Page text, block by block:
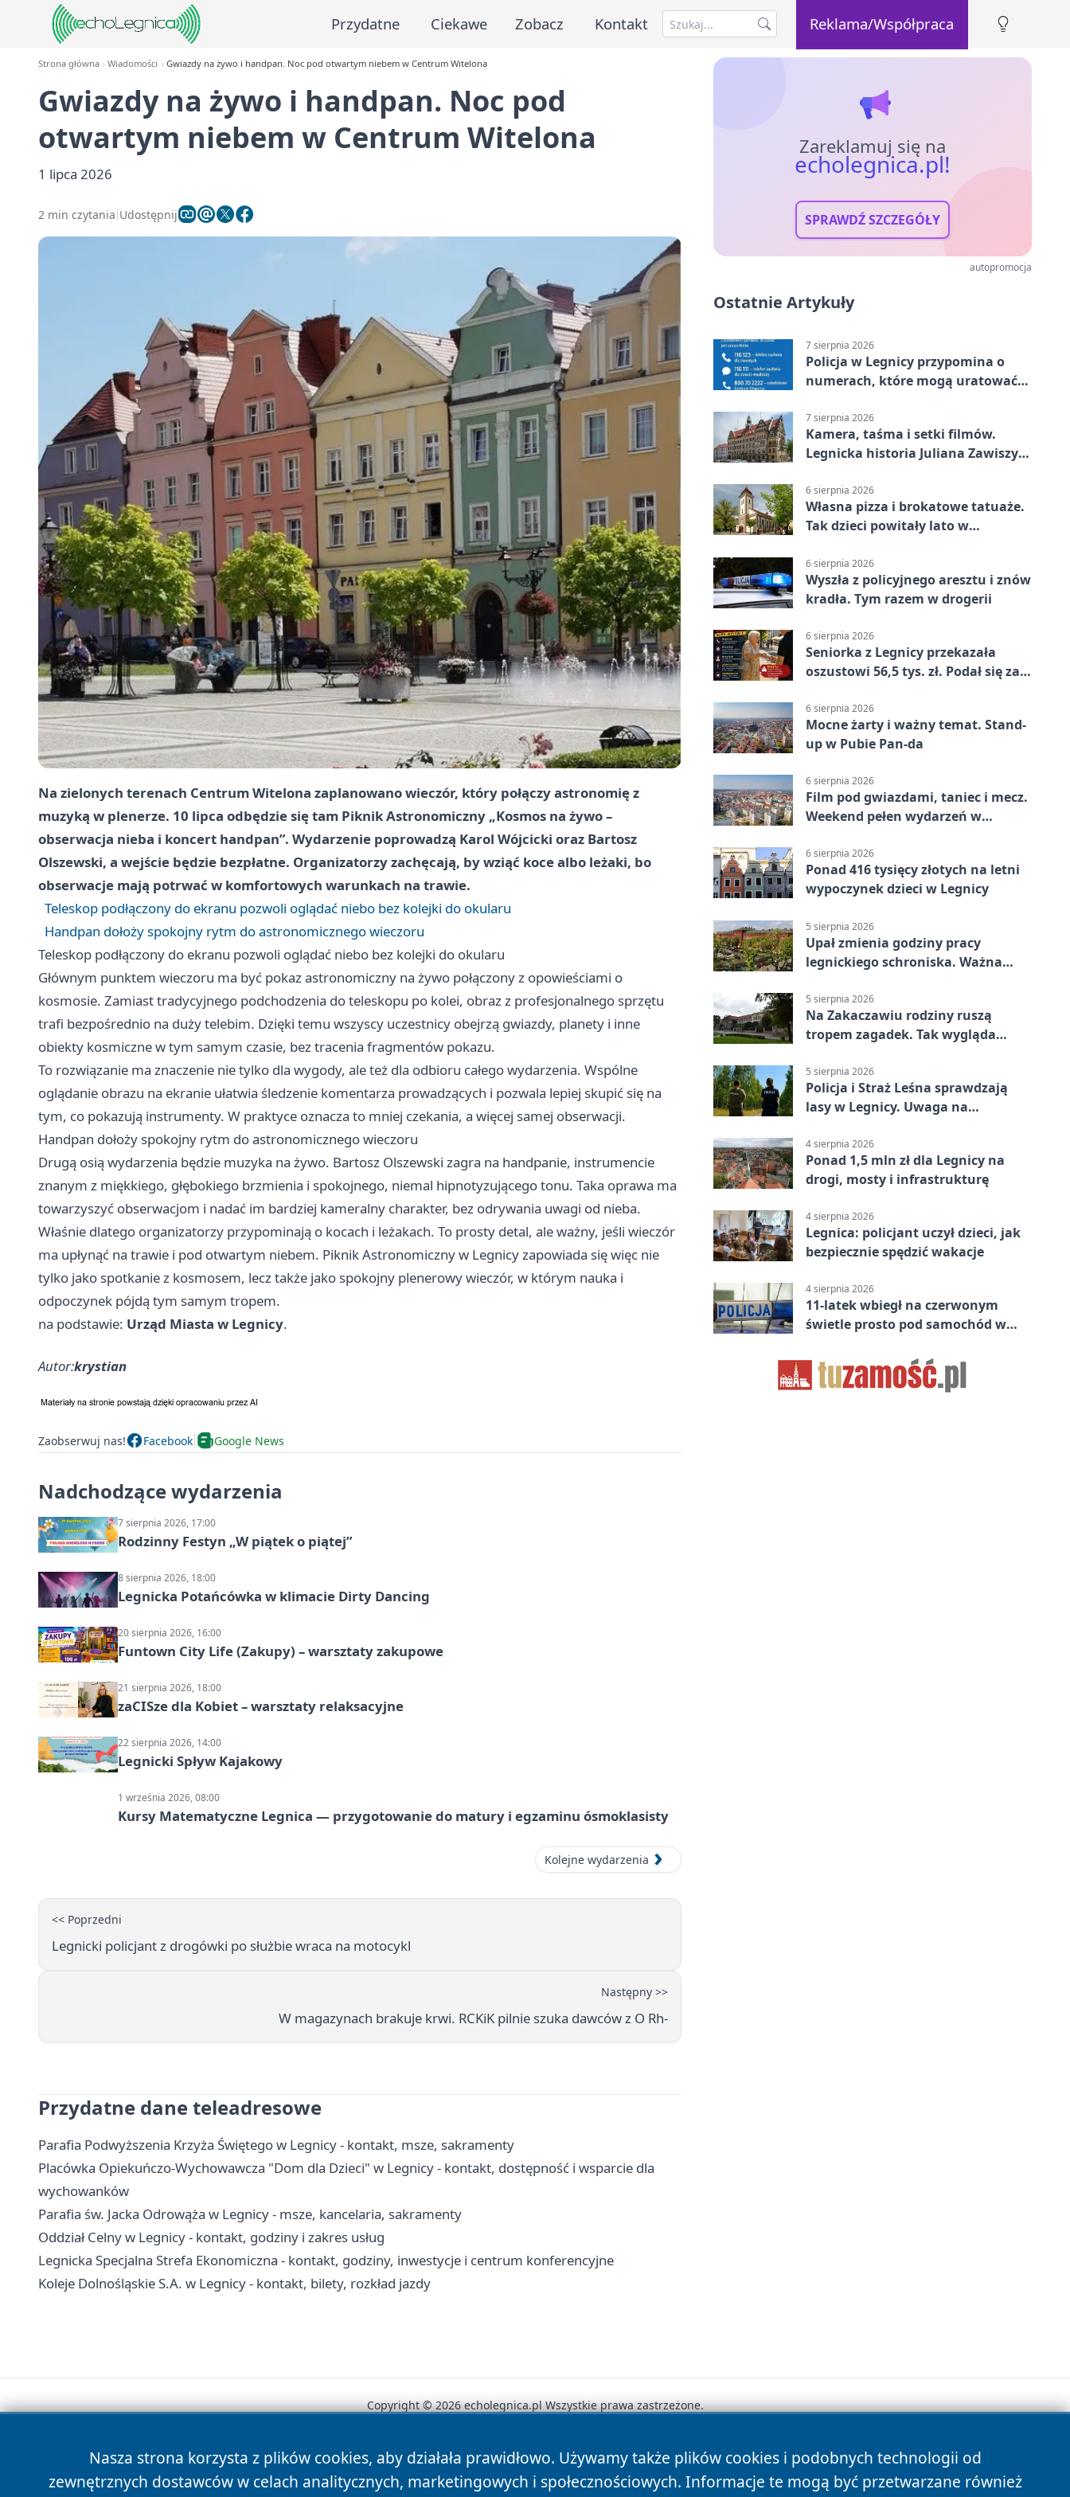
Przydatne Ciekawe Zobacz Kontakt Reklama/Współpraca
Strona główna Wiadomości Gwiazdy na żywo i handpan. Noc pod otwartym niebem w Centrum Witelona
Gwiazdy na żywo i handpan. Noc pod
otwartym niebem w Centrum Witelona
1 lipca 2026
2 min czytania Udostępnij
Na zielonych terenach Centrum Witelona zaplanowano wieczór, który połączy astronomię z
muzyką w plenerze. 10 lipca odbędzie się tam Piknik Astronomiczny „Kosmos na żywo –
obserwacja nieba i koncert handpan”. Wydarzenie poprowadzą Karol Wójcicki oraz Bartosz
Olszewski, a wejście będzie bezpłatne. Organizatorzy zachęcają, by wziąć koce albo leżaki, bo
obserwacje mają potrwać w komfortowych warunkach na trawie.
Teleskop podłączony do ekranu pozwoli oglądać niebo bez kolejki do okularu
Handpan dołoży spokojny rytm do astronomicznego wieczoru
Teleskop podłączony do ekranu pozwoli oglądać niebo bez kolejki do okularu
Głównym punktem wieczoru ma być pokaz astronomiczny na żywo połączony z opowieściami o
kosmosie. Zamiast tradycyjnego podchodzenia do teleskopu po kolei, obraz z profesjonalnego sprzętu
trafi bezpośrednio na duży telebim. Dzięki temu wszyscy uczestnicy obejrzą gwiazdy, planety i inne
obiekty kosmiczne w tym samym czasie, bez tracenia fragmentów pokazu.
To rozwiązanie ma znaczenie nie tylko dla wygody, ale też dla odbioru całego wydarzenia. Wspólne
oglądanie obrazu na ekranie ułatwia śledzenie komentarza prowadzących i pozwala lepiej skupić się na
tym, co pokazują instrumenty. W praktyce oznacza to mniej czekania, a więcej samej obserwacji.
Handpan dołoży spokojny rytm do astronomicznego wieczoru
Drugą osią wydarzenia będzie muzyka na żywo. Bartosz Olszewski zagra na handpanie, instrumencie
znanym z miękkiego, głębokiego brzmienia i spokojnego, niemal hipnotyzującego tonu. Taka oprawa ma
towarzyszyć obserwacjom i nadać im bardziej kameralny charakter, bez odrywania uwagi od nieba.
Właśnie dlatego organizatorzy przypominają o kocach i leżakach. To prosty detal, ale ważny, jeśli wieczór
ma upłynąć na trawie i pod otwartym niebem. Piknik Astronomiczny w Legnicy zapowiada się więc nie
tylko jako spotkanie z kosmosem, lecz także jako spokojny plenerowy wieczór, w którym nauka i
odpoczynek pójdą tym samym tropem.
na podstawie: Urząd Miasta w Legnicy.
Autor:krystian
Zaobserwuj nas! Facebook Google News
Nadchodzące wydarzenia
7 sierpnia 2026, 17:00
Rodzinny Festyn „W piątek o piątej”
8 sierpnia 2026, 18:00
Legnicka Potańcówka w klimacie Dirty Dancing
20 sierpnia 2026, 16:00
Funtown City Life (Zakupy) – warsztaty zakupowe
21 sierpnia 2026, 18:00
zaCISze dla Kobiet – warsztaty relaksacyjne
22 sierpnia 2026, 14:00
Legnicki Spływ Kajakowy
1 września 2026, 08:00
Kursy Matematyczne Legnica — przygotowanie do matury i egzaminu ósmoklasisty
Kolejne wydarzenia
<< Poprzedni
Legnicki policjant z drogówki po służbie wraca na motocykl
Następny >>
W magazynach brakuje krwi. RCKiK pilnie szuka dawców z O Rh-
Przydatne dane teleadresowe
Parafia Podwyższenia Krzyża Świętego w Legnicy - kontakt, msze, sakramenty
Placówka Opiekuńczo-Wychowawcza "Dom dla Dzieci" w Legnicy - kontakt, dostępność i wsparcie dla
wychowanków
Parafia św. Jacka Odrowąża w Legnicy - msze, kancelaria, sakramenty
Oddział Celny w Legnicy - kontakt, godziny i zakres usług
Legnicka Specjalna Strefa Ekonomiczna - kontakt, godziny, inwestycje i centrum konferencyjne
Koleje Dolnośląskie S.A. w Legnicy - kontakt, bilety, rozkład jazdy
Zareklamuj się na
echolegnica.pl!
SPRAWDŹ SZCZEGÓŁY
autopromocja
Ostatnie Artykuły
7 sierpnia 2026
Policja w Legnicy przypomina o
numerach, które mogą uratować
7 sierpnia 2026
Kamera, taśma i setki filmów.
Legnicka historia Juliana Zawiszy
6 sierpnia 2026
Własna pizza i brokatowe tatuaże.
Tak dzieci powitały lato w
6 sierpnia 2026
Wyszła z policyjnego aresztu i znów
kradła. Tym razem w drogerii
6 sierpnia 2026
Seniorka z Legnicy przekazała
oszustowi 56,5 tys. zł. Podał się za
6 sierpnia 2026
Mocne żarty i ważny temat. Stand-
up w Pubie Pan-da
6 sierpnia 2026
Film pod gwiazdami, taniec i mecz.
Weekend pełen wydarzeń w
6 sierpnia 2026
Ponad 416 tysięcy złotych na letni
wypoczynek dzieci w Legnicy
5 sierpnia 2026
Upał zmienia godziny pracy
legnickiego schroniska. Ważna
5 sierpnia 2026
Na Zakaczawiu rodziny ruszą
tropem zagadek. Tak wygląda
5 sierpnia 2026
Policja i Straż Leśna sprawdzają
lasy w Legnicy. Uwaga na
4 sierpnia 2026
Ponad 1,5 mln zł dla Legnicy na
drogi, mosty i infrastrukturę
4 sierpnia 2026
Legnica: policjant uczył dzieci, jak
bezpiecznie spędzić wakacje
4 sierpnia 2026
11-latek wbiegł na czerwonym
świetle prosto pod samochód w
Nasza strona korzysta z plików cookies, aby działała prawidłowo. Używamy także plików cookies i podobnych technologii od
zewnętrznych dostawców w celach analitycznych, marketingowych i społecznościowych. Informacje te mogą być przetwarzane również
Copyright © 2026 echolegnica.pl Wszystkie prawa zastrzeżone.
News Autorzy Polityka Prywatności Polityka Cookies